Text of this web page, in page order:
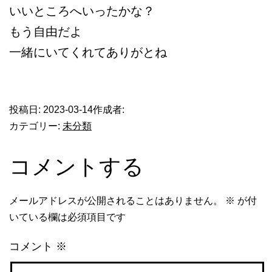
いいところへいったかな？
もう自由だよ
一緒にいてくれてありがとね
投稿日: 2023-03-14作成者:
カテゴリー: 未分類
コメントする
メールアドレスが公開されることはありません。 ※ が付
いている欄は必須項目です
コメント ※